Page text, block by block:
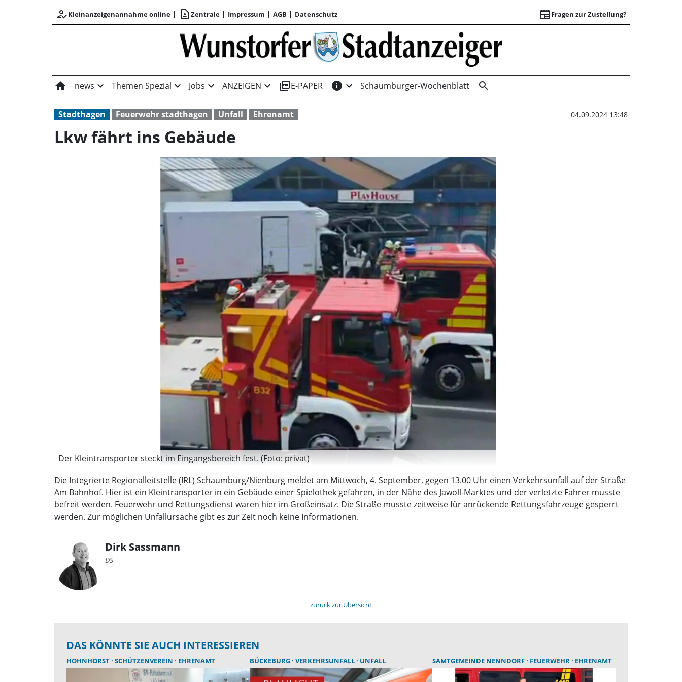
how_to_regKleinanzeigenannahme online contact_page Zentrale Impressum AGB Datenschutz newspaperFragen zur Zustellung?
Lkw fährt ins
home news expand_more Themen Spezial expand_more Jobs expand_more ANZEIGEN expand_more picture_as_pdfE-PAPER info expand_more Schaumburger-Wochenblatt search
Stadthagen Feuerwehr stadthagen Unfall Ehrenamt 04.09.2024 13:48
Lkw fährt ins Gebäude
Der Kleintransporter steckt im Eingangsbereich fest. (Foto: privat)
Die Integrierte Regionalleitstelle (IRL) Schaumburg/Nienburg meldet am Mittwoch, 4. September, gegen 13.00 Uhr einen Verkehrsunfall auf der Straße
Am Bahnhof. Hier ist ein Kleintransporter in ein Gebäude einer Spielothek gefahren, in der Nähe des Jawoll-Marktes und der verletzte Fahrer musste
befreit werden. Feuerwehr und Rettungsdienst waren hier im Großeinsatz. Die Straße musste zeitweise für anrückende Rettungsfahrzeuge gesperrt
werden. Zur möglichen Unfallursache gibt es zur Zeit noch keine Informationen.
Dirk Sassmann
DS
zurück zur Übersicht
DAS KÖNNTE SIE AUCH INTERESSIEREN
HOHNHORST SCHÜTZENVEREIN EHRENAMT BÜCKEBURG VERKEHRSUNFALL UNFALL SAMTGEMEINDE NENNDORF FEUERWEHR EHRENAMT